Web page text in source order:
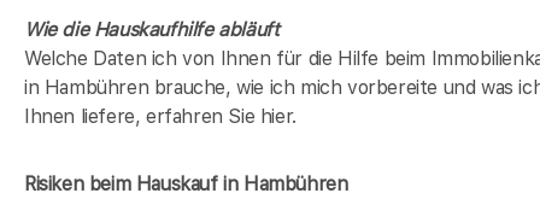
Wie die Hauskaufhilfe abläuft
Welche Daten ich von Ihnen für die Hilfe beim
in Hambühren brauche, wie ich mich vorbereite und was
Ihnen liefere, erfahren Sie hier.
Risiken beim Hauskaufin Hambühren